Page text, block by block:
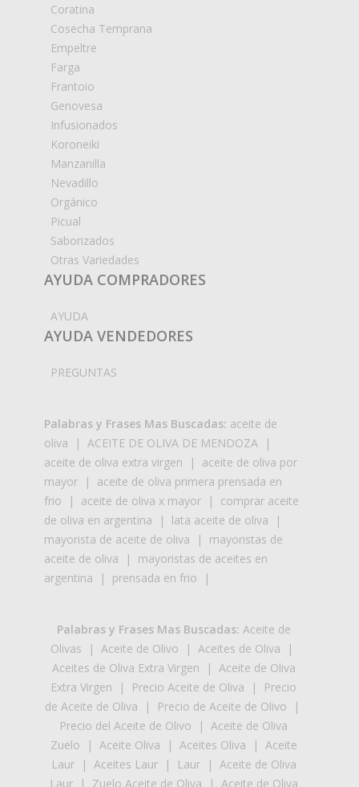
Coratina
Cosecha Temprana
Empeltre
Farga
Frantoio
Genovesa
Infusionados
Koroneiki
Manzanilla
Nevadillo
Orgánico
Picual
Saborizados
Otras Variedades
AYUDA COMPRADORES
AYUDA
AYUDA VENDEDORES
PREGUNTAS
Palabras y Frases Mas Buscadas: aceite de
oliva | ACEITE DE OLIVA DE MENDOZA |
aceite de oliva extra virgen | aceite de oliva por
mayor | aceite de oliva primera prensada en
frio | aceite de oliva x mayor | comprar aceite
de oliva en argentina | lata aceite de oliva |
mayorista de aceite de oliva | mayoristas de
aceite de oliva | mayoristas de aceites en
argentina | prensada en frio |
Palabras y Frases Mas Buscadas: Aceite de
Olivas | Aceite de Olivo | Aceites de Oliva |
Aceites de Oliva Extra Virgen | Aceite de Oliva
Extra Virgen | Precio Aceite de Oliva |
Precio
de Aceite de Oliva | Precio de Aceite de Olivo |
Precio del Aceite de Olivo | Aceite de Oliva
Zuelo | Aceite Oliva | Aceites Oliva | Aceite
Laur| Aceites Laur| Laur| Aceite de Oliva
Laur| Zuelo Aceite de Oliva | Aceite de Oliva